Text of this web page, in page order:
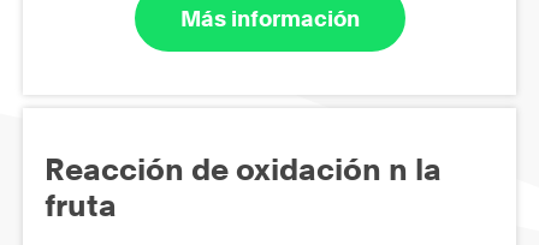
Más información
Reacción de oxidación n la
fruta